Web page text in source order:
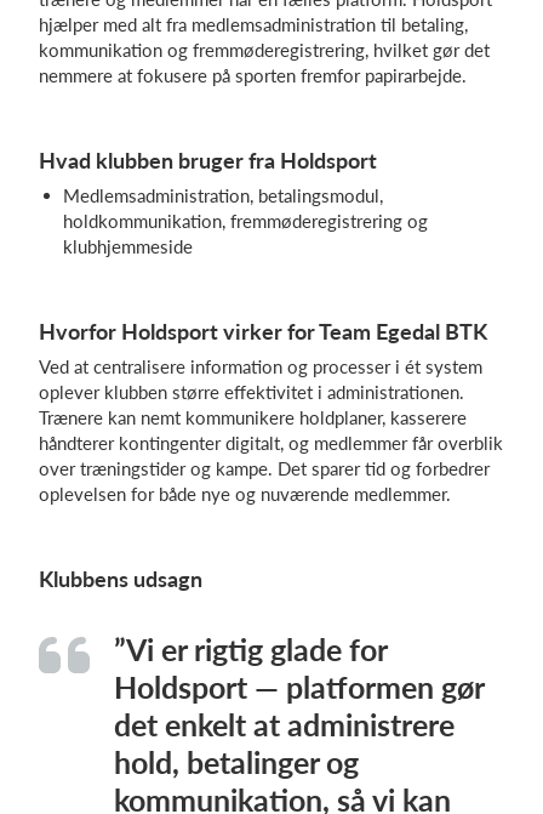
hjælper med alt fra medlemsadministration til betaling,
kommunikation og fremmøderegistrering, hvilket gør det
nemmere at fokusere på sporten fremfor papirarbejde.
Hvad klubben bruger fra Holdsport
Medlemsadministration, betalingsmodul,
holdkommunikation, fremmøderegistrering og
klubhjemmeside
Hvorfor Holdsport virker for Team Egedal BTK
Ved at centralisere information og processer i ét system
oplever klubben større effektivitet i administrationen.
Trænere kan nemt kommunikere holdplaner, kasserere
håndterer kontingenter digitalt, og medlemmer får overblik
over træningstider og kampe. Det sparer tid og forbedrer
oplevelsen for både nye og nuværende medlemmer.
Klubbens udsagn
”Vi er rigtig glade for
Holdsport — platformen gør
det enkelt at administrere
hold, betalinger og
kommunikation, så vi kan